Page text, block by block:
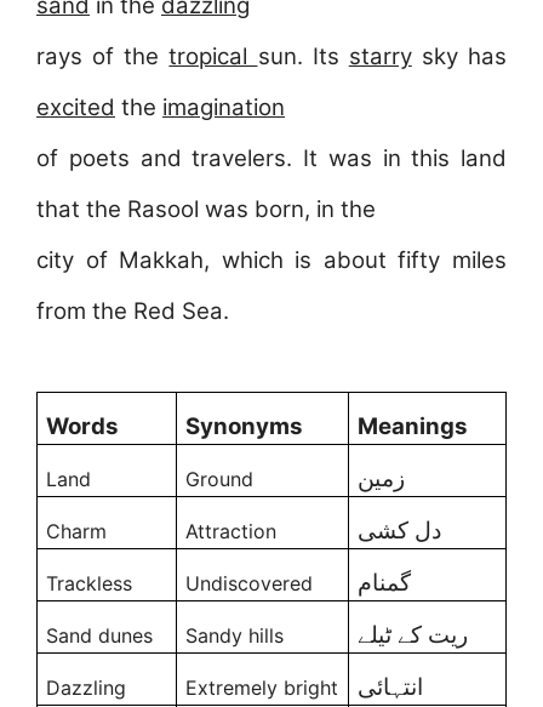
rays of thetropical sun. Its starrysky has
excited the imagination
of poets and travelers. It was in this land
that the Rasool was born, in the
city of Makkah, which is about fifty miles
from the Red Sea.
Words Synonyms Meanings
Land Ground زمین
Charm Attraction دل کشی
Trackless Undiscovered گمنام
Sand dunes Sandy hills ریت کے ٹیلے
Dazzling Extremely bright انتہائی